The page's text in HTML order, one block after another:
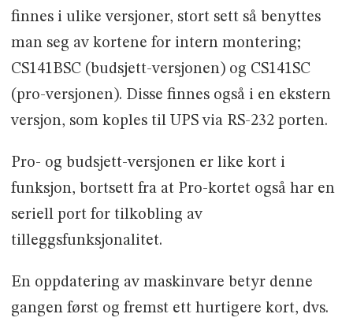
finnes i ulike versjoner, stort sett så benyttes
man seg av kortene for intern montering;
CS141BSC (budsjett-versjonen) og CS141SC
(pro-versjonen). Disse finnes også i en ekstern
versjon, som koples til UPS via RS-232 porten.
Pro- og budsjett-versjonen er like kort i
funksjon, bortsett fra at Pro-kortet også har en
seriell port for tilkobling av
tilleggsfunksjonalitet.
En oppdatering av maskinvare betyr denne
gangen først og fremst ett hurtigere kort, dvs.